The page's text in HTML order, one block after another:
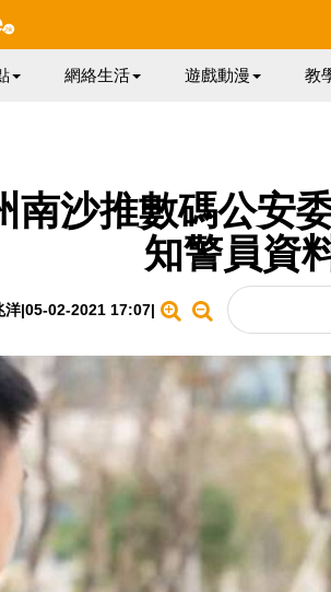
網絡生活 遊戲動漫 教
南沙推數碼公安
知警員資
洋|05-02-2021 17:07|